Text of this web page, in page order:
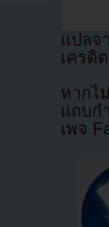
แปล
เครดิ
หากไ
แถบก
เพจ